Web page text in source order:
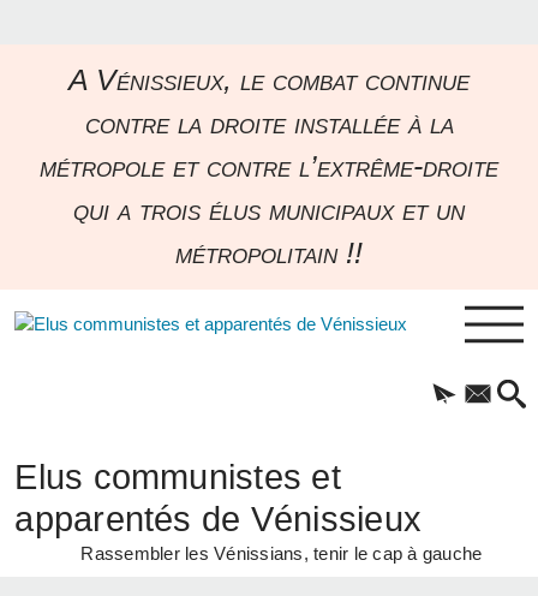
A Vénissieux, le combat continue
contre la droite installée à la
métropole et contre l’extrême-droite
qui a trois élus municipaux et un
métropolitain !!
Elus communistes et
apparentés de Vénissieux
Rassembler les Vénissians, tenir le cap à gauche